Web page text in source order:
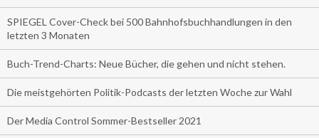
SPIEGEL Cover-Check bei 500 Bahnhofsbuchhandlungen in den
letzten 3 Monaten
Buch-Trend-Charts: Neue Bücher, die gehen und nicht stehen.
Die meistgehörten Politik-Podcasts der letzten Woche zur Wahl
Der Media Control Sommer-Bestseller 2021